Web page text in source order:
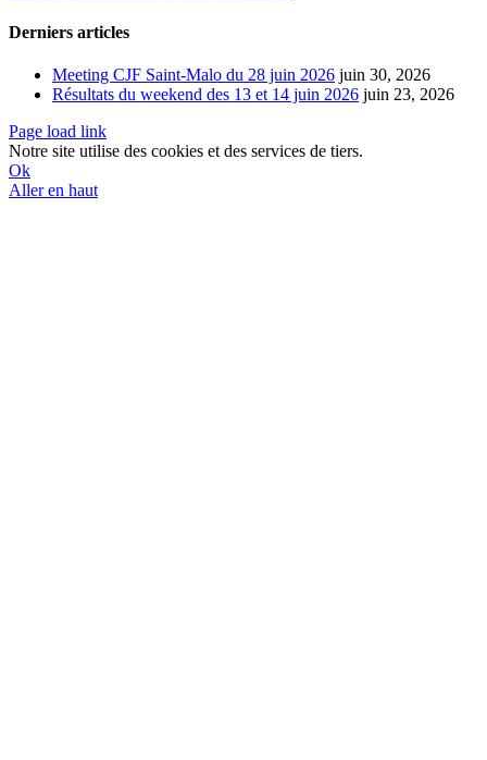
Derniers articles
Meeting CJF Saint-Malo du 28 juin 2026 juin 30, 2026
Résultats du weekend des 13 et 14 juin 2026 juin 23, 2026
Page load link
Notre site utilise des cookies et des services de tiers.
Ok
Aller en haut